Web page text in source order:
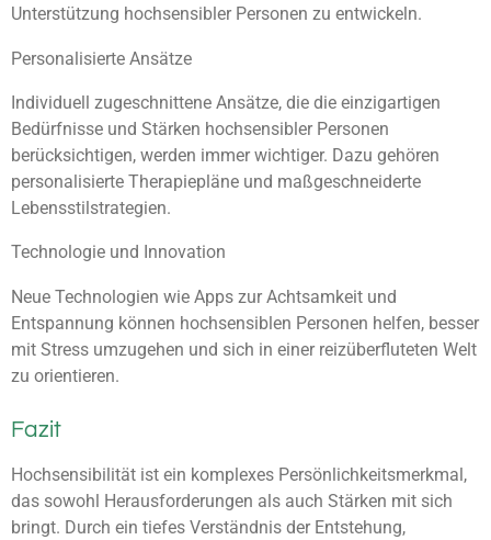
Unterstützung hochsensibler Personen zu entwickeln.
Personalisierte Ansätze
Individuell zugeschnittene Ansätze, die die einzigartigen
Bedürfnisse und Stärken hochsensibler Personen
berücksichtigen, werden immer wichtiger. Dazu gehören
personalisierte Therapiepläne und maßgeschneiderte
Lebensstilstrategien.
Technologie und Innovation
Neue Technologien wie Apps zur Achtsamkeit und
Entspannung können hochsensiblen Personen helfen, besser
mit Stress umzugehen und sich in einer reizüberfluteten Welt
zu orientieren.
Fazit
Hochsensibilität ist ein komplexes Persönlichkeitsmerkmal,
das sowohl Herausforderungen als auch Stärken mit sich
bringt. Durch ein tiefes Verständnis der Entstehung,